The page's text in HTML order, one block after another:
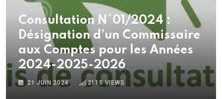
Consultation N°01/2024 :
Désignation d’un Commissaire
aux Comptes pour les Années
2024-2025-2026
21 JUIN 2024 2115VIEWS